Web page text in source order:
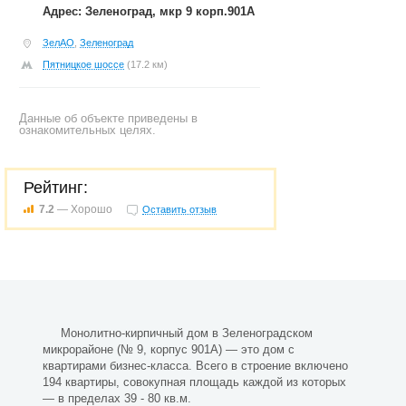
Адрес: Зеленоград, мкр 9 корп.901А
ЗелАО Зеленоград
Пятницкое шоссе (17.2 км)
Данные об объекте приведены в
ознакомительных целях.
Рейтинг:
7.2 — Хорошо Оставить отзыв
Монолитно-кирпичный дом в Зеленоградском
микрорайоне (№ 9, корпус 901А) — это дом с
квартирами бизнес-класса. Всего в строение включено
194 квартиры, совокупная площадь каждой из которых
— в пределах 39 - 80 кв.м.